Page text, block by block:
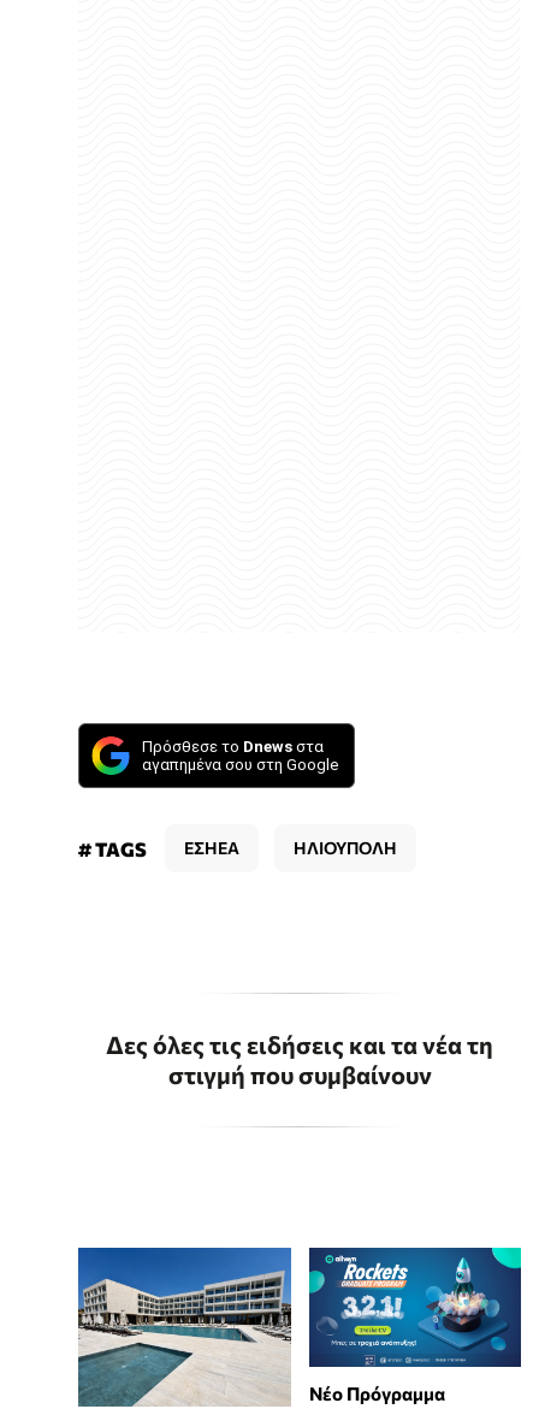
Πρόσθεσε το Dnews στα
αγαπημένα σου στη Google
# TAGS ΕΣΗΕΑ ΗΛΙΟΥΠΟΛΗ
Δες όλες τις ειδήσεις και τα νέα τη
στιγμή που συμβαίνουν
Νέο Πρόγραμμα